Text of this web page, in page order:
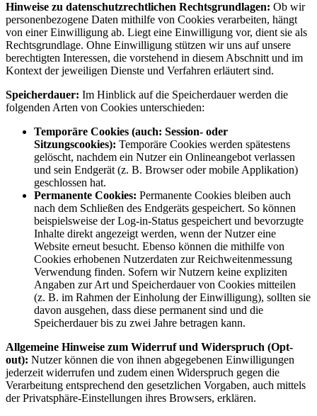
Hinweise zu datenschutzrechtlichen Rechtsgrundlagen: Ob wir
personenbezogene Daten mithilfe von Cookies verarbeiten, hängt
von einer Einwilligung ab. Liegt eine Einwilligung vor, dient sie als
Rechtsgrundlage. Ohne Einwilligung stützen wir uns auf unsere
berechtigten Interessen, die vorstehend in diesem Abschnitt und im
Kontext der jeweiligen Dienste und Verfahren erläutert sind.
Speicherdauer: Im Hinblick auf die Speicherdauer werden die
folgenden Arten von Cookies unterschieden:
Temporäre Cookies (auch: Session- oder
Sitzungscookies): Temporäre Cookies werden spätestens
gelöscht, nachdem ein Nutzer ein Onlineangebot verlassen
und sein Endgerät (z. B. Browser oder mobile Applikation)
geschlossen hat.
Permanente Cookies: Permanente Cookies bleiben auch
nach dem Schließen des Endgeräts gespeichert. So können
beispielsweise der Log-in-Status gespeichert und bevorzugte
Inhalte direkt angezeigt werden, wenn der Nutzer eine
Website erneut besucht. Ebenso können die mithilfe von
Cookies erhobenen Nutzerdaten zur Reichweitenmessung
Verwendung finden. Sofern wir Nutzern keine expliziten
Angaben zur Art und Speicherdauer von Cookies mitteilen
(z. B. im Rahmen der Einholung der Einwilligung), sollten sie
davon ausgehen, dass diese permanent sind und die
Speicherdauer bis zu zwei Jahre betragen kann.
Allgemeine Hinweise zum Widerruf und Widerspruch (Opt-
out): Nutzer können die von ihnen abgegebenen Einwilligungen
jederzeit widerrufen und zudem einen Widerspruch gegen die
Verarbeitung entsprechend den gesetzlichen Vorgaben, auch mittels
der Privatsphäre-Einstellungen ihres Browsers, erklären.